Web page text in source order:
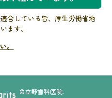
合している旨、厚生労働省地
ます。
。
©立野歯科医院.